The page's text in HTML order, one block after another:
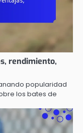
rendimiento,
popularidad
los bates de